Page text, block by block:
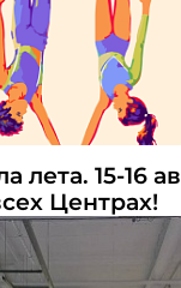
лета. 15-16
Центрах!